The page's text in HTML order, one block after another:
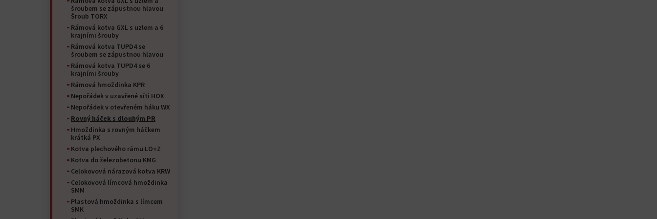
šroubem se zápustnou hlavou
Šroub TORX
Rámová kotva GXL s uzlem a 6
krajními šrouby
Rámová kotva TUPD4 se
šroubem se zápustnou hlavou
Rámová kotva TUPD4 se 6
krajními šrouby
Rámová hmoždinka KPR
Nepořádek v uzavřené síti HOX
Nepořádek v otevřeném háku WX
Rovný háček s dlouhým PR
Hmoždinka s rovným háčkem
krátká PX
Kotva plechového rámu LO+Z
Kotva do železobetonu KMG
Celokovová nárazová kotva KRW
Celokovová límcová hmoždinka
SMM
Plastová hmoždinka s límcem
SMK